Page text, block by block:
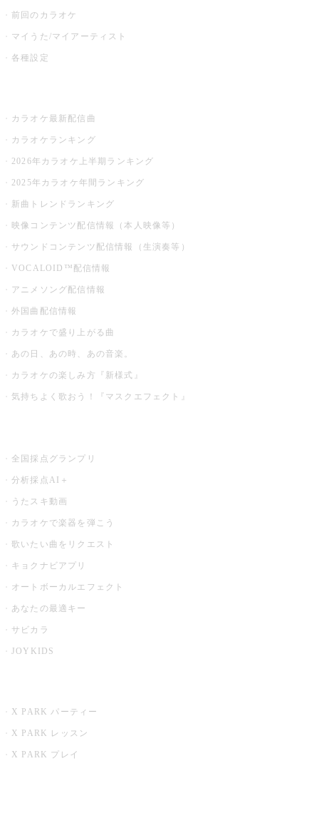
前回のカラオケ
マイうた/マイアーティスト
各種設定
カラオケ最新配信曲
カラオケランキング
2026年カラオケ上半期ランキング
2025年カラオケ年間ランキング
新曲トレンドランキング
映像コンテンツ配信情報（本人映像等）
サウンドコンテンツ配信情報（生演奏等）
VOCALOID™配信情報
アニメソング配信情報
外国曲配信情報
カラオケで盛り上がる曲
あの日、あの時、あの音楽。
カラオケの楽しみ方『新様式』
気持ちよく歌おう！『マスクエフェクト』
全国採点グランプリ
分析採点AI＋
うたスキ動画
カラオケで楽器を弾こう
歌いたい曲をリクエスト
キョクナビアプリ
オートボーカルエフェクト
あなたの最適キー
サビカラ
JOYKIDS
X PARK パーティー
X PARK レッスン
X PARK プレイ